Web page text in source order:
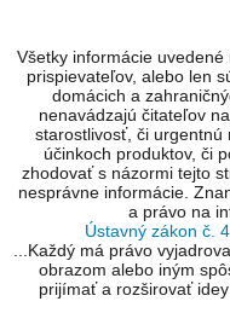
Všetky informácie
prispievateľov, alebo len
domácich a
nenavádzajú čitateľov
starostlivosť, či urgentnú
účinkoch produktov, či
zhodovať s názormi tejto
nesprávne informácie.
a právo na
Ústavný zákon č.
...Každý má právo
obrazom alebo iným
prijímať a rozširovať